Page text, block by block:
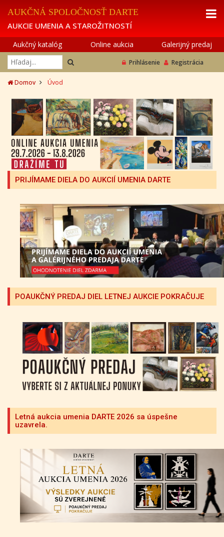
AUKČNÁ SPOLOČNOSŤ DARTE
AUKCIE UMENIA A STAROŽITNOSTÍ
Aukčný katalóg Online aukcia Galerijný predaj
Prihlásenie Registrácia
Domov Úvod
PRIJÍMAME DIELA DO AUKCIÍ UMENIA DARTE
POAUKČNÝ PREDAJ DIEL LETNEJ AUKCIE POKRAČUJE
Letná aukcia umenia DARTE 2026 sa úspešne
uzavrela.